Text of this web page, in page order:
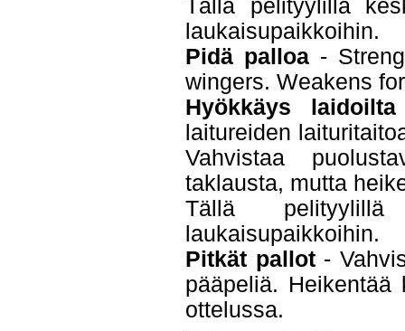
Tällä pelityylillä
laukaisupaikkoihin.
Pidä palloa -
wingers. Weakens
Hyökkäys laidoilta
laitureiden
Vahvistaa
taklausta, mutta
Tällä pelityylillä
laukaisupaikkoihin.
Pitkät pallot-
pääpeliä. Heikentää
ottelussa.